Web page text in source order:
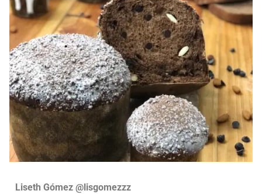
Liseth Gómez @lisgomezzz